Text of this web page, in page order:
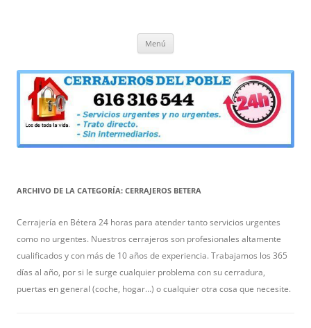
Menú
ARCHIVO DE LA CATEGORÍA: CERRAJEROS BETERA
Cerrajería en Bétera 24 horas para atender tanto servicios urgentes
como no urgentes. Nuestros cerrajeros son profesionales altamente
cualificados y con más de 10 años de experiencia. Trabajamos los 365
días al año, por si le surge cualquier problema con su cerradura,
puertas en general (coche, hogar…) o cualquier otra cosa que necesite.